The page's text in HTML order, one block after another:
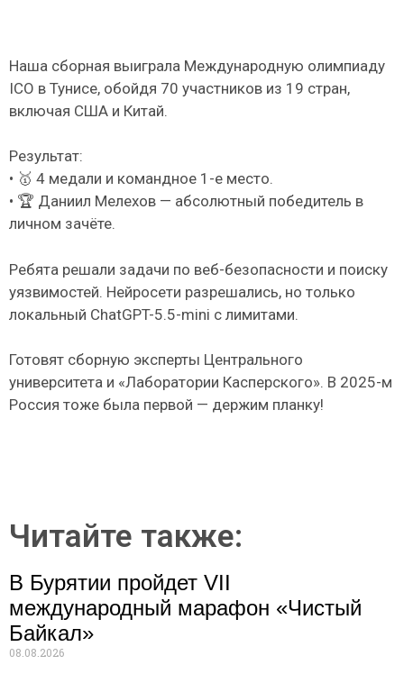
Наша сборная выиграла Международную олимпиаду
ICO в Тунисе, обойдя 70 участников из 19 стран,
включая США и Китай.
Результат:
• 🥇 4 медали и командное 1-е место.
• 🏆 Даниил Мелехов — абсолютный победитель в
личном зачёте.
Ребята решали задачи по веб-безопасности и поиску
уязвимостей. Нейросети разрешались, но только
локальный ChatGPT-5.5-mini с лимитами.
Готовят сборную эксперты Центрального
университета и «Лаборатории Касперского». В 2025-м
Россия тоже была первой — держим планку!
Читайте также:
В Бурятии пройдет VII
международный марафон «Чистый
Байкал»
08.08.2026